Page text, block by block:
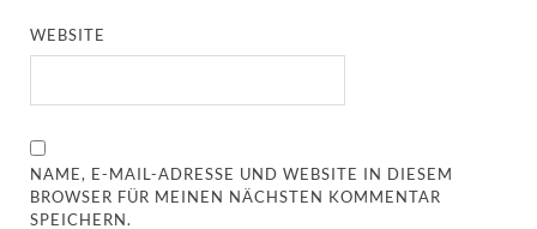
WEBSITE
NAME, E-MAIL-ADRESSE UND WEBSITE IN DIESEM
BROWSER FÜR MEINEN NÄCHSTEN KOMMENTAR
SPEICHERN.